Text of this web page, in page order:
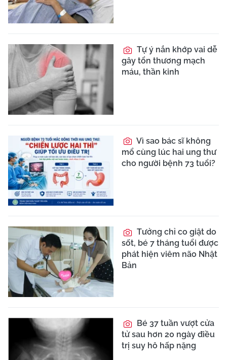
Tự ý nắn khớp vai dễ
gây tổn thương mạch
máu, thần kinh
Vì sao bác sĩ không
mổ cùng lúc hai ung thư
cho người bệnh 73 tuổi?
Tưởng chỉ co giật do
sốt, bé 7 tháng tuổi được
phát hiện viêm não Nhật
Bản
Bé 37 tuần vượt cửa
tử sau hơn 20 ngày điều
trị suy hô hấp nặng